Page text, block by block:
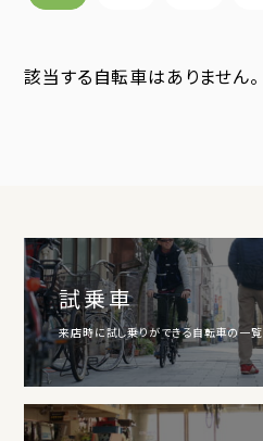
該当する自転車はありません。
試乗車
来店時に試し乗りができる自転車の一覧